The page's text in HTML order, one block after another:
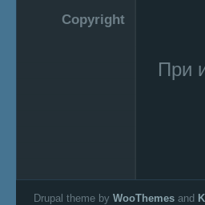
Copyright
При
Drupal theme by WooThemes and